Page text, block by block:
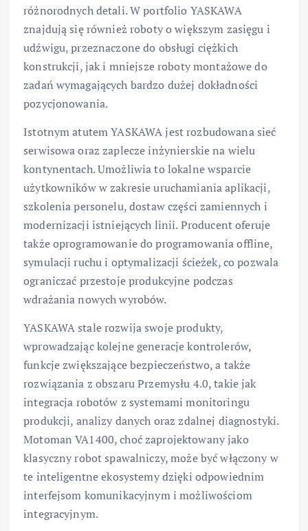
różnorodnych detali. W portfolio YASKAWA
znajdują się również roboty o większym zasięgu i
udźwigu, przeznaczone do obsługi ciężkich
konstrukcji, jak i mniejsze roboty montażowe do
zadań wymagających bardzo dużej dokładności
pozycjonowania.
Istotnym atutem YASKAWA jest rozbudowana sieć
serwisowa oraz zaplecze inżynierskie na wielu
kontynentach. Umożliwia to lokalne wsparcie
użytkowników w zakresie uruchamiania aplikacji,
szkolenia personelu, dostaw części zamiennych i
modernizacji istniejących linii. Producent oferuje
także oprogramowanie do programowania offline,
symulacji ruchu i optymalizacji ścieżek, co pozwala
ograniczać przestoje produkcyjne podczas
wdrażania nowych wyrobów.
YASKAWA stale rozwija swoje produkty,
wprowadzając kolejne generacje kontrolerów,
funkcje zwiększające bezpieczeństwo, a także
rozwiązania z obszaru Przemysłu 4.0, takie jak
integracja robotów z systemami monitoringu
produkcji, analizy danych oraz zdalnej diagnostyki.
Motoman VA1400, choć zaprojektowany jako
klasyczny robot spawalniczy, może być włączony w
te inteligentne ekosystemy dzięki odpowiednim
interfejsom komunikacyjnym i możliwościom
integracyjnym.